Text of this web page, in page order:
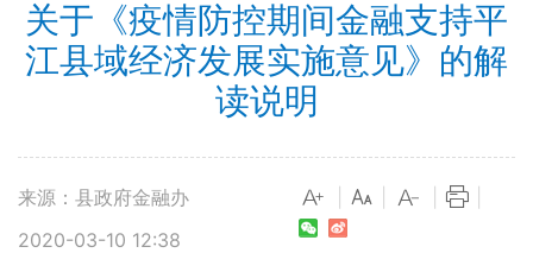
关于《疫情防控期间金融支持平
江县域经济发展实施意见》的解
读说明
来源：县政府金融办
2020-03-10 12:38